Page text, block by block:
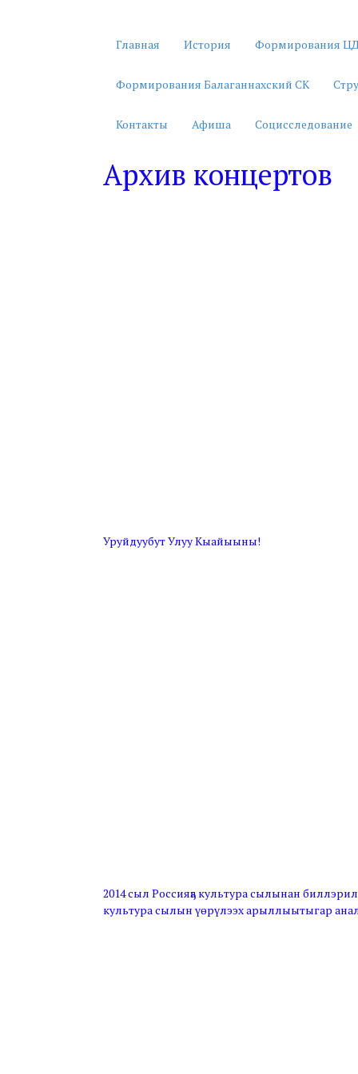
Главная История Формирования ЦД
Формирования Балаганнахский СК
Контакты Афиша Социсследование
Архив концертов
Уруйдуубут Улуу Кыайыыны!
2014 сыл Россияҕа культура сылынан
культура сылын үөрүлээх арыллыытыгар